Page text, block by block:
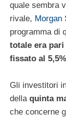
quale sembra
rivale, Morgan
programma di
totale era
fissato al 5,5%
Gli investitori
della quinta
che concerne